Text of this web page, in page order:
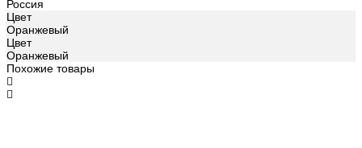
Россия
Цвет
Оранжевый
Цвет
Оранжевый
Похожие товары